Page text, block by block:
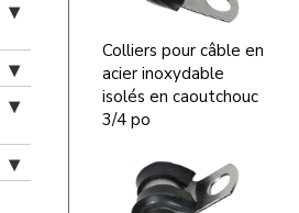
Colliers pour câble en
acier inoxydable
isolés en caoutchouc
3/4 po